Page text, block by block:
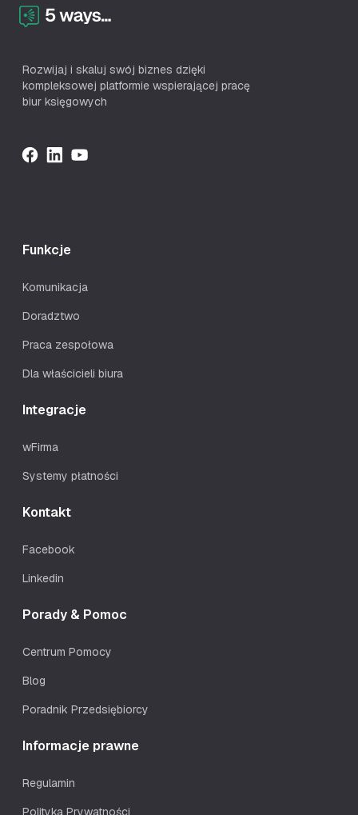
Rozwijaj i skaluj swój biznes dzięki
kompleksowej platformie wspierającej pracę
biur księgowych
Funkcje
Komunikacja
Doradztwo
Praca zespołowa
Dla właścicieli biura
Integracje
wFirma
Systemy płatności
Kontakt
Facebook
Linkedin
Porady & Pomoc
Centrum Pomocy
Blog
Poradnik Przedsiębiorcy
Informacje prawne
Regulamin
Polityka Prywatności